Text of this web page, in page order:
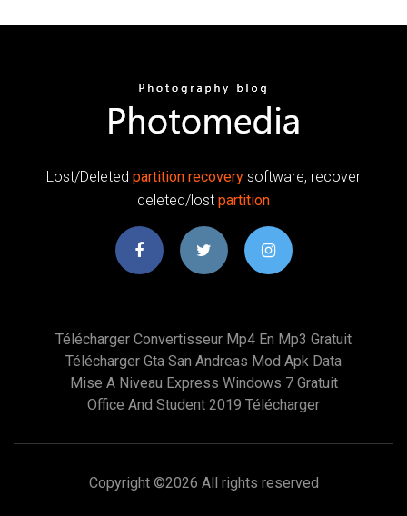
Lost/Deleted partition recovery software, recover
deleted/lost partition
Télécharger Convertisseur Mp4 En Mp3 Gratuit
Télécharger Gta San Andreas Mod Apk Data
Mise A Niveau Express Windows 7 Gratuit
Office And Student 2019 Télécharger
Copyright ©2026 All rights reserved